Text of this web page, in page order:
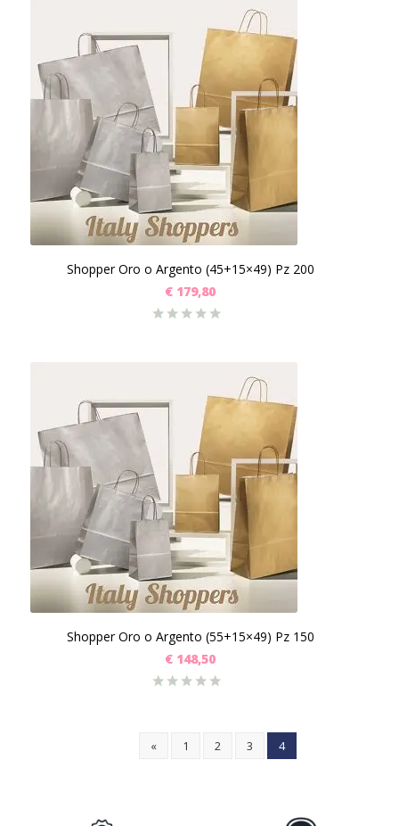
Shopper Oro o Argento (45+15×49) Pz 200
€ 179,80
Shopper Oro o Argento (55+15×49) Pz 150
€ 148,50
« 1 2 3 4